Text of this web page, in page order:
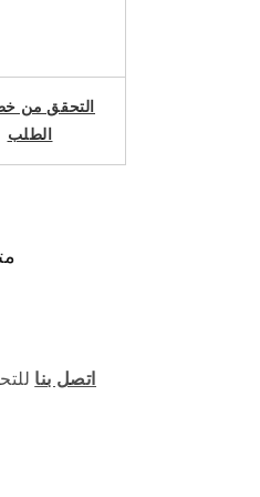
التحقق من
الطلب
189.00
اتصل بنا